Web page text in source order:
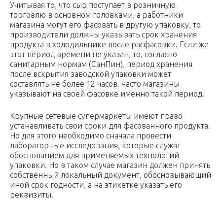
Учитывая то, что сыр поступает в розничную
торговлю в основном головками, а работники
магазина могут его фасовать в другую упаковку, то
производители должны указывать срок хранения
продукта в холодильнике после расфасовки. Если же
этот период времени не указан, то, согласно
санитарным нормам (СанПин), период хранения
после вскрытия заводской упаковки может
составлять не более 12 часов. Часто магазины
указывают на своей фасовке именно такой период.
Крупные сетевые супермаркеты имеют право
устанавливать свои сроки для фасованного продукта.
Но для этого необходимо сначала провести
лабораторные исследования, которые служат
обоснованием для применяемых технологий
упаковки. Но в таком случае магазин должен принять
собственный локальный документ, обосновывающий
иной срок годности, а на этикетке указать его
реквизиты.